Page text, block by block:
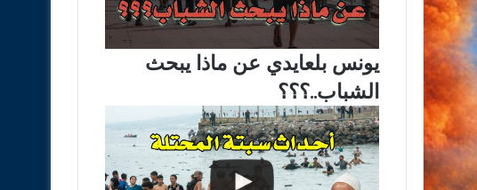
يونس بلعايدي عن ماذا يبحث
الشباب..؟؟؟